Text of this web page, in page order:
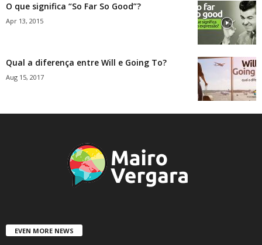
O que significa “So Far So Good”?
Apr 13, 2015
Qual a diferença entre Will e Going To?
Aug 15, 2017
EVEN MORE NEWS